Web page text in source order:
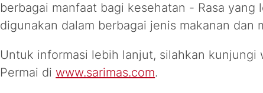
berbagai manfaat bagi kesehatan - Rasa yang
digunakan dalam berbagai jenis makanan dan
Untuk informasi lebih lanjut, silahkan kunjungi
Permai di www.sarimas.com.